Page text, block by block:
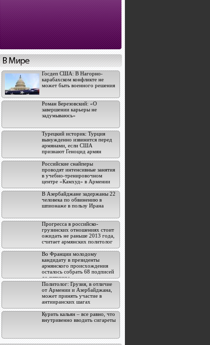
Госдеп США: В Нагорно-
карабахском конфликте не
может быть военного решения
Роман Березовский: «О
завершении карьеры не
задумываюсь»
Турецкий историк: Турция
вынужденно извинится перед
армянами, если США
признают Геноцид армян
Российские снайперы
проводят интенсивные занятия
в учебно-тренировочном
центре «Камхуд» в Армении
В Азербайджане задержаны 22
человека по обвинению в
шпионаже в пользу Ирана
Прогресса в российско-
грузинских отношениях стоит
ожидать не раньше 2013 года,
считает армянских политолог
Во Франции молодому
кандидату в президенты
армянского происхождения
осталось собрать 68 подписей
до пятницы
Политолог: Грузия, в отличие
от Армении и Азербайджана,
может принять участие в
антииранских шагах
Курить кальян – все равно, что
внутривенно вводить сигареты